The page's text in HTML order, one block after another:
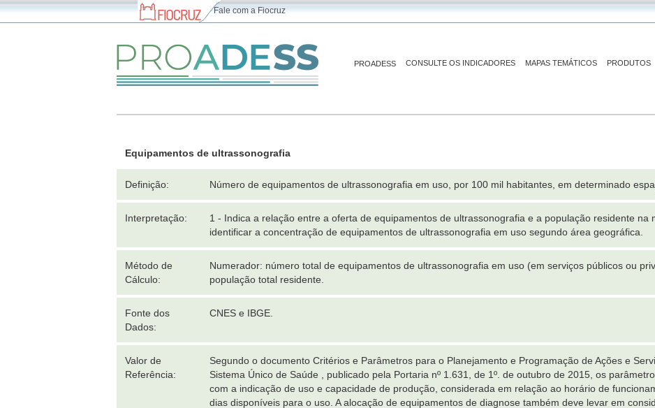
Fale com a Fiocruz
PROADESS CONSULTE OS INDICADORES MAPAS TEMÁTICOS PRODUTOS
Equipamentos de ultrassonografia
Definição: Número de equipamentos de ultrassonografia em uso, por 100 mil habitantes, em determinado
Interpretação:
1 - Indica a relação entre a oferta de equipamentos de ultrassonografia e a população residente na
identificar a concentração de equipamentos de ultrassonografia em uso segundo área geográfica.
Método de
Cálculo:
Numerador: número total de equipamentos de ultrassonografia em uso (em serviços públicos ou
população total residente.
Fonte dos
Dados:
CNES e IBGE.
Valor de
Referência:
Segundo o documento Critérios e Parâmetros para o Planejamento e Programação de Ações e
Sistema Único de Saúde , publicado pela Portaria nº 1.631, de 1º. de outubro de 2015, os
com a indicação de uso e capacidade de produção, considerada em relação ao horário de
dias disponíveis para o uso. A alocação de equipamentos de diagnose também deve levar em